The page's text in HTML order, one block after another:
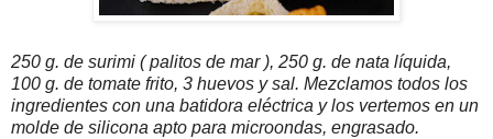
250 g. de surimi ( palitos de mar ), 250 g. de nata líquida,
100 g. de tomate frito, 3 huevos y sal. Mezclamos todos los
ingredientes con una batidora eléctrica y los vertemos en un
molde de silicona apto para microondas, engrasado.